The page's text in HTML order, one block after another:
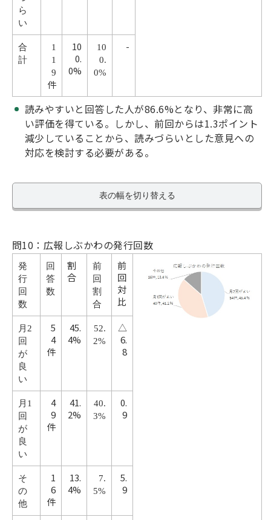
ら
い
合
計
1
1
9
件
10
0.
0%
10
0.
0%
-
読みやすいと回答した人が86.6%となり、非常に高
い評価を得ている。しかし、前回からは1.3ポイント
減少していることから、読みづらいとした意見への
対応を検討する必要がある。
表の幅を切り替える
問10：広報しぶかわの発行回数
発
行
回
数
回
答
数
割
合
前
回
割
合
前
回
対
比
月2
回
が
良
い
5
4
件
45.
4%
52.
2%
△
6.
8
月1
回
が
良
い
4
9
件
41.
2%
40.
3%
0.
9
そ
の
他
1
6
件
13.
4%
7.
5%
5.
9